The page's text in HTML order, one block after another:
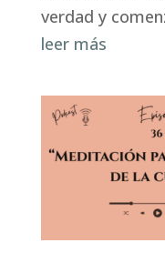
verdad y
leer más